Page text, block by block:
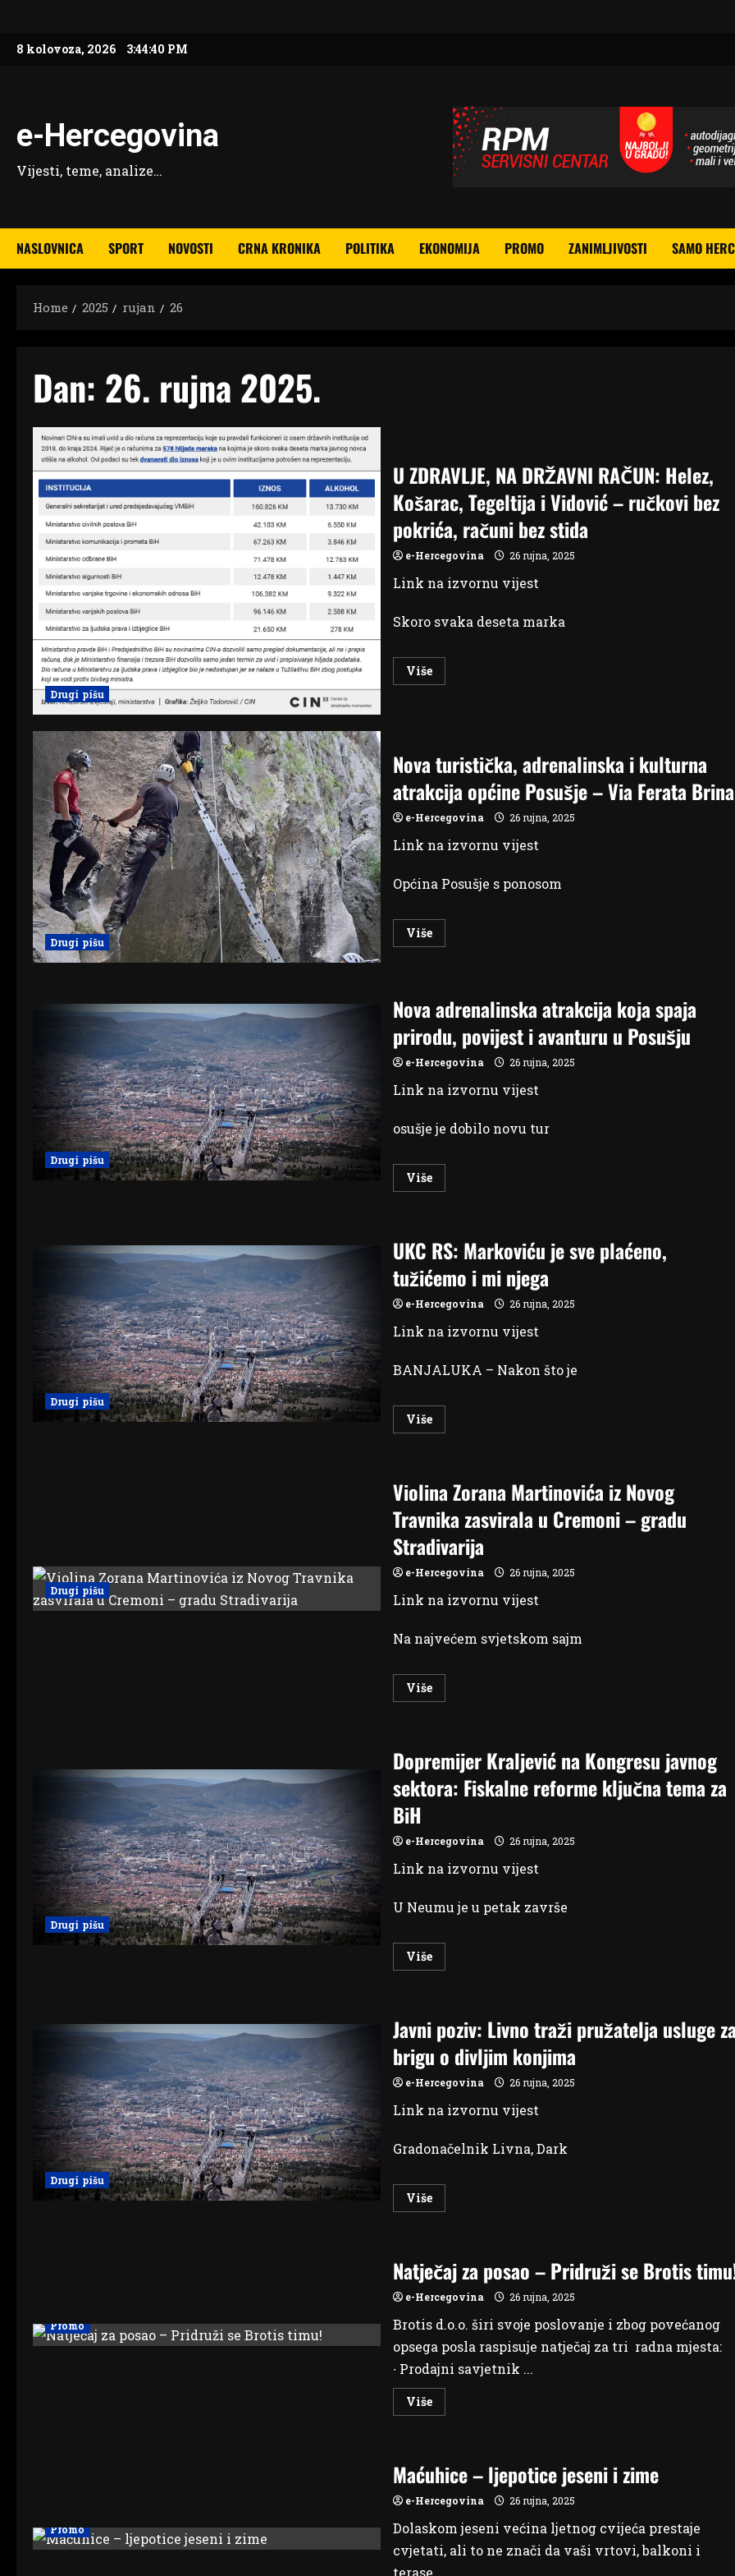
content
8 kolovoza, 2026 3:44:41 PM
e-Hercegovina
Vijesti, teme, analize…
NASLOVNICA SPORT NOVOSTI CRNA KRONIKA POLITIKA EKONOMIJA PROMO ZANIMLJIVOSTI SAMO
Home 2025 rujan 26
Dan: 26. rujna 2025.
Drugi pišu
U ZDRAVLJE, NA DRŽAVNI RAČUN: Helez,
Košarac, Tegeltija i Vidović – ručkovi bez
pokrića, računi bez stida
e-Hercegovina 26 rujna, 2025
Link na izvornu vijest
Skoro svaka deseta marka
VišeRead
more
Helez,
Košarac,
Tegeltija
i
Vidović
–
bez
pokrića,
bez
stida
Drugi pišu
Nova turistička, adrenalinska i kulturna
atrakcija općine Posušje – Via Ferata
e-Hercegovina 26 rujna, 2025
Link na izvornu vijest
Općina Posušje s ponosom
VišeRead
more
kulturna
općine
Posušje
–
Via
Ferata
Brina!
Drugi pišu
Nova adrenalinska atrakcija koja spaja
prirodu, povijest i avanturu u Posušju
e-Hercegovina 26 rujna, 2025
Link na izvornu vijest
osušje je dobilo novu tur
VišeRead
more
koja
spaja
prirodu,
povijest
avanturu
Posušju
Drugi pišu
UKC RS: Markoviću je sve plaćeno,
tužićemo i mi njega
e-Hercegovina 26 rujna, 2025
Link na izvornu vijest
BANJALUKA – Nakon što je
VišeRead
more
je
sve
plaćeno,
tužićemo
mi
njega
Drugi pišu
Violina Zorana Martinovića iz Novog
Travnika zasvirala u Cremoni – gradu
Stradivarija
e-Hercegovina 26 rujna, 2025
Link na izvornu vijest
Na najvećem svjetskom sajm
VišeRead
more
iz
Novog
Travnika
zasvirala
u
gradu
Stradivarija
Drugi pišu
Dopremijer Kraljević na Kongresu javnog
sektora: Fiskalne reforme ključna tema za
BiH
e-Hercegovina 26 rujna, 2025
Link na izvornu vijest
U Neumu je u petak završe
VišeRead
more
Kongresu
javnog
sektora:
Fiskalne
reforme
ključna
tema
za
BiH
Drugi pišu
Javni poziv: Livno traži pružatelja usluge
brigu o divljim konjima
e-Hercegovina 26 rujna, 2025
Link na izvornu vijest
Gradonačelnik Livna, Dark
VišeRead
more
traži
pružatelja
usluge
za
o
divljim
konjima
Promo
Natječaj za posao – Pridruži se Brotis
e-Hercegovina 26 rujna, 2025
Brotis d.o.o. širi svoje poslovanje i zbog povećanog
opsega posla raspisuje natječaj za tri radna mjesta:
∙ Prodajni savjetnik ...
VišeRead
more
–
Pridruži
Brotis
Promo
Maćuhice – ljepotice jeseni i zime
e-Hercegovina 26 rujna, 2025
Dolaskom jeseni većina ljetnog cvijeća prestaje
cvjetati, ali to ne znači da vaši vrtovi, balkoni i